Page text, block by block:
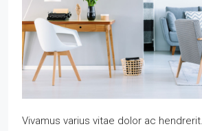
Vivamus varius vitae dolor ac